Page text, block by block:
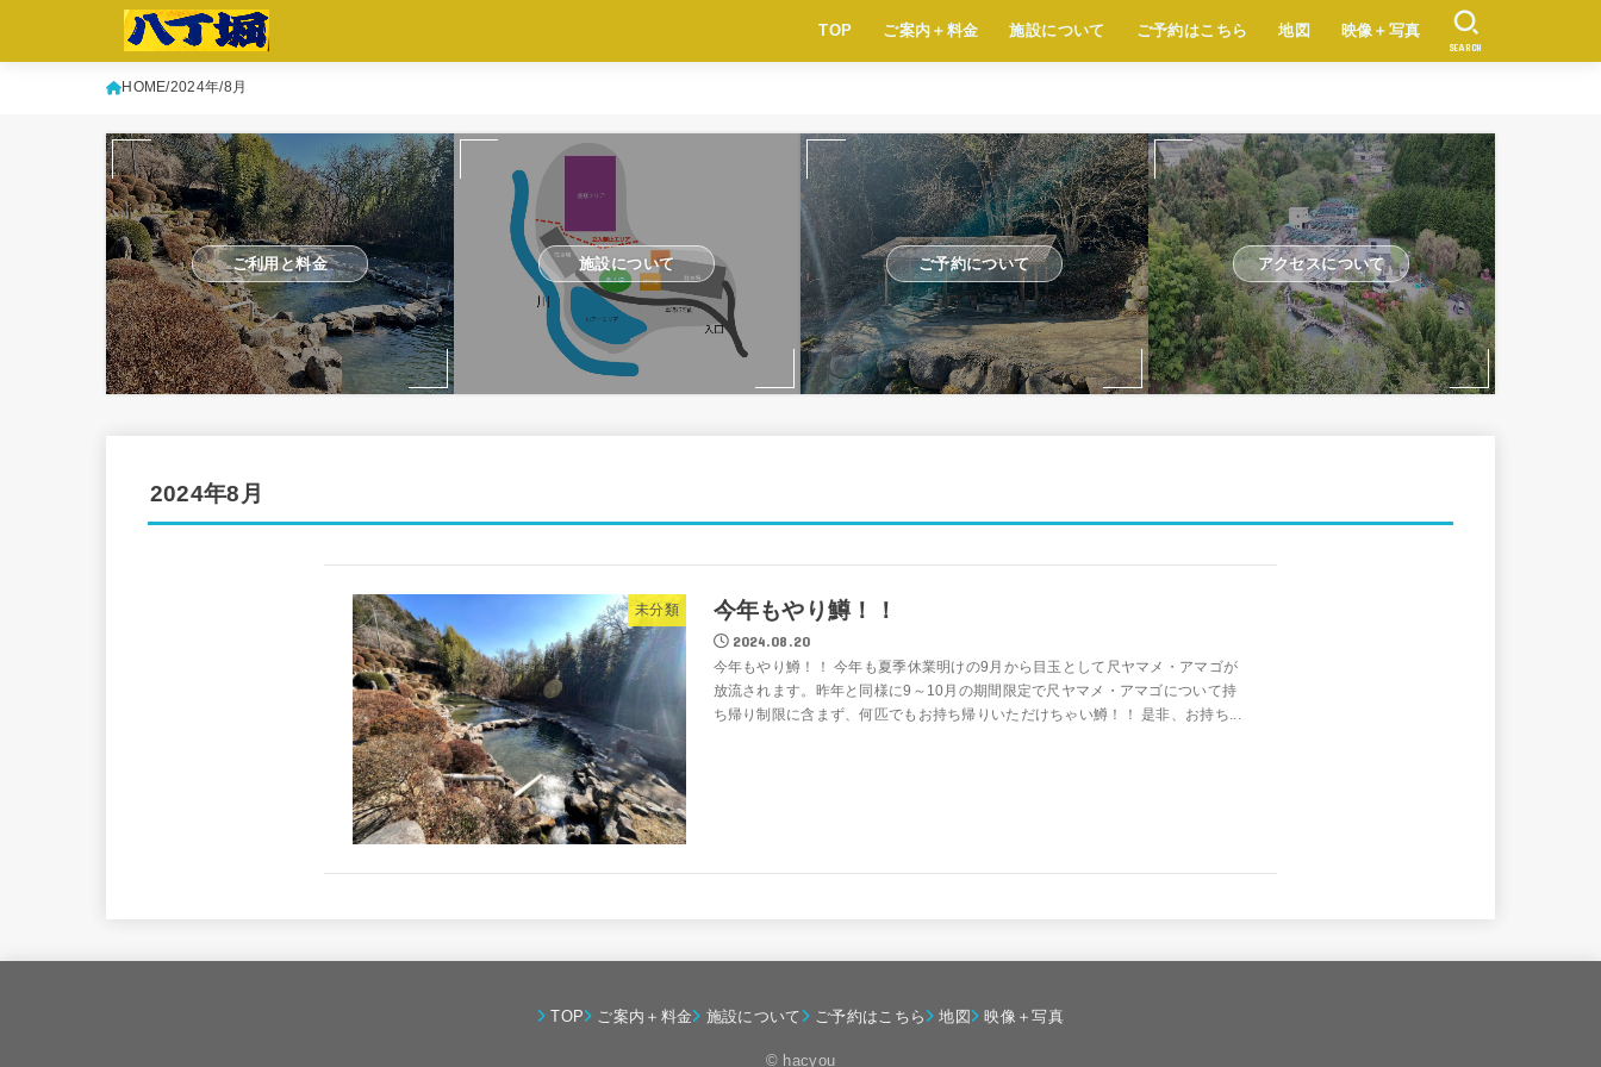
TOP ご案内＋料金 施設について ご予約はこちら 地図 映像＋写真
SEARCH
HOME 2024年 8月
ご利用と料金 施設について ご予約について アクセスについて
2024年8月
未分類 今年もやり鱒！！
2024.08.20
今年もやり鱒！！ 今年も夏季休業明けの9月から目玉として尺ヤマメ・アマゴが
放流されます。昨年と同様に9～10月の期間限定で尺ヤマメ・アマゴについて持
ち帰り制限に含まず、何匹でもお持ち帰りいただけちゃい鱒！！ 是非、お持ち...
TOP ご案内＋料金 施設について ご予約はこちら 地図 映像＋写真
© hacyou